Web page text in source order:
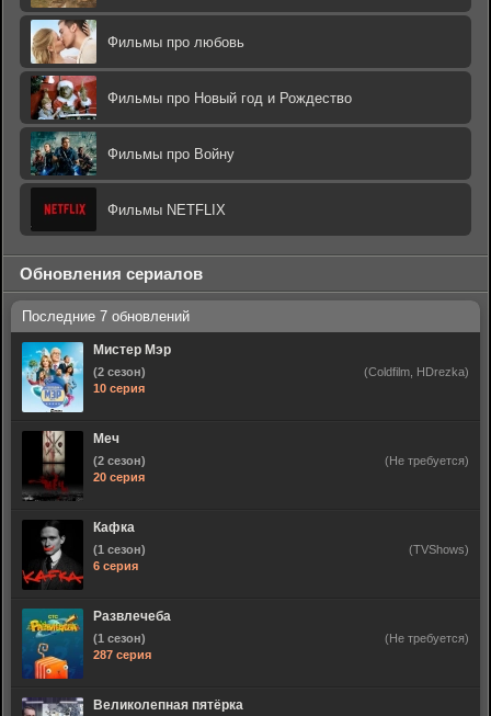
Фильмы про любовь
Фильмы про Новый год и Рождество
Фильмы про Войну
Фильмы NETFLIX
Обновления сериалов
Мистер Мэр
(2 сезон)
10 серия
(Coldfilm, HDrezka)
Меч
(2 сезон)
20 серия
(Не требуется)
Кафка
(1 сезон)
6 серия
(TVShows)
Развлечеба
(1 сезон)
287 серия
(Не требуется)
Великолепная пятёрка